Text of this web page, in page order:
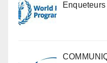
Enqueteurs